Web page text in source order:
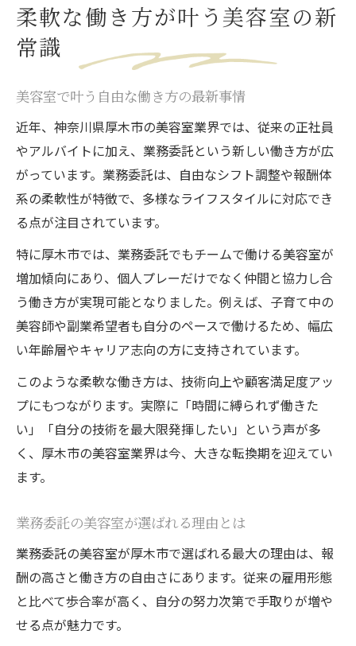
美容室で感じる業務委託とチームの相乗効
チームワークを重視する美容室の特徴とは
美容室業務委託で支え合うメリットを解説
仲間と共に高め合う美容室の魅力ある環境
個人事業主でも仲間と支え合う理由
美容室業務委託で支え合う文化が根付く理
個人事業主がチームで働くメリットを解説
美容室での情報共有が成長につながる仕組
み
業務委託美容師が仲間と協力する意義とは
助け合いが生む美容室業務委託の安心感
厚木市で業務委託を選ぶ価値とは何か
美容室業務委託を選ぶ価値と将来性を探る
自由と安定を両立する美容室のワークスタ
美容室で実感する業務委託の魅力的な条件
美容室業務委託で理想の収入を目指す理由
高収入へ近づく美容室ワークモデル解説
美容室業務委託で収入アップを実現する方
法
柔軟な働き方が叶う美容室の新
常識
美容室で叶う自由な働き方の最新事情
近年、神奈川県厚木市の美容室業界では、従来の正社員
やアルバイトに加え、業務委託という新しい働き方が広
がっています。業務委託は、自由なシフト調整や報酬体
系の柔軟性が特徴で、多様なライフスタイルに対応でき
る点が注目されています。
特に厚木市では、業務委託でもチームで働ける美容室が
増加傾向にあり、個人プレーだけでなく仲間と協力し合
う働き方が実現可能となりました。例えば、子育て中の
美容師や副業希望者も自分のペースで働けるため、幅広
い年齢層やキャリア志向の方に支持されています。
このような柔軟な働き方は、技術向上や顧客満足度アッ
プにもつながります。実際に「時間に縛られず働きた
い」「自分の技術を最大限発揮したい」という声が多
く、厚木市の美容室業界は今、大きな転換期を迎えてい
ます。
業務委託の美容室が選ばれる理由とは
業務委託の美容室が厚木市で選ばれる最大の理由は、報
酬の高さと働き方の自由さにあります。従来の雇用形態
と比べて歩合率が高く、自分の努力次第で手取りが増や
せる点が魅力です。